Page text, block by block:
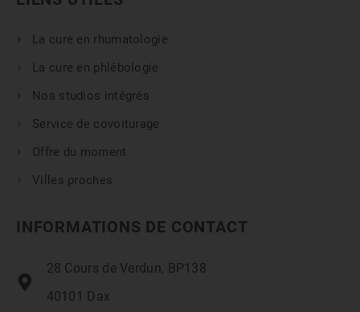
La cure en rhumatologie
La cure en phlébologie
Nos studios intégrés
Service de covoiturage
Offre du moment
Villes proches
INFORMATIONS DE CONTACT
28 Cours de Verdun, BP138
40101 Dax